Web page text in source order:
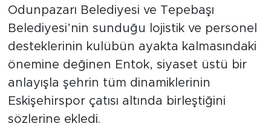
Odunpazarı Belediyesi ve Tepebaşı
Belediyesi’nin sunduğu lojistik ve personel
desteklerinin kulübün ayakta kalmasındaki
önemine değinen Entok, siyaset üstü bir
anlayışla şehrin tüm dinamiklerinin
Eskişehirspor çatısı altında birleştiğini
sözlerine ekledi.